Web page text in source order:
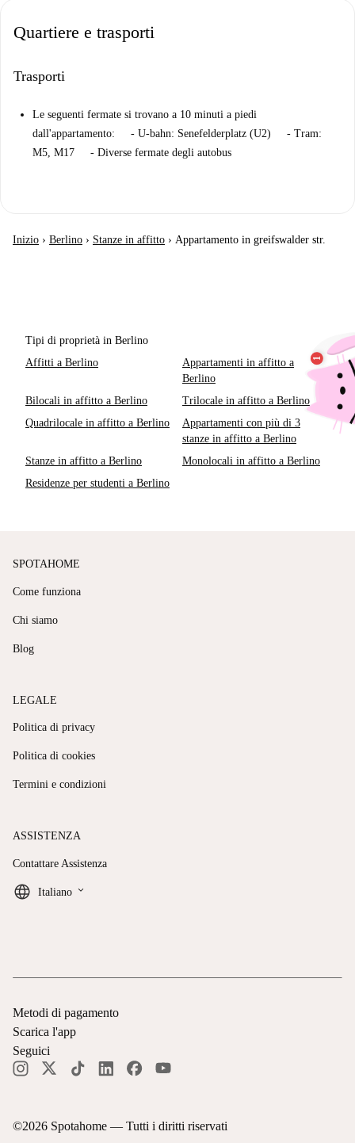
Quartiere e trasporti
Trasporti
Le seguenti fermate si trovano a 10 minuti a piedi
dall'appartamento: - U-bahn: Senefelderplatz (U2) - Tram:
M5, M17 - Diverse fermate degli autobus
Inizio › Berlino › Stanze in affitto › Appartamento in greifswalder str.
Tipi di proprietà in Berlino
Affitti a Berlino
Appartamenti in affitto a
Berlino
Bilocali in affitto a Berlino
Trilocale in affitto a Berlino
Quadrilocale in affitto a Berlino
Appartamenti con più di 3
stanze in affitto a Berlino
Stanze in affitto a Berlino
Monolocali in affitto a Berlino
Residenze per studenti a Berlino
SPOTAHOME
Come funziona
Chi siamo
Blog
LEGALE
Politica di privacy
Politica di cookies
Termini e condizioni
ASSISTENZA
Contattare Assistenza
Italiano keyboard_arrow_down
©2026 Spotahome — Tutti i diritti riservati
Metodi di pagamento
Scarica l'app
Seguici